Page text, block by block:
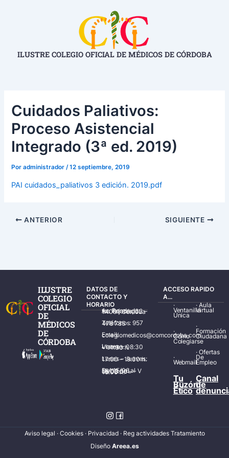
ILUSTRE COLEGIO OFICIAL DE MÉDICOS DE CÓRDOBA
Cuidados Paliativos:
Proceso Asistencial
Integrado (3ª ed. 2019)
Poradministrador /12 septiembre, 2019
PAI cuidados_paliativos 3 edición. 2019.pdf
ANTERIOR SIGUIENTE
ILUSTRE
COLEGIO
OFICIAL
DE
MÉDICOS
DE
CÓRDOBA
DATOS DE
CONTACTO Y
HORARIO
Av. Ronda de los Tejares, 32 – 14001 Córdoba
Teléfonos: 957 478 785
Email: colegiomedicos@comcordoba.com
Lunes – Viernes: 08:30 – 14:30 h.
Lunes – Jueves: 17:00 – 19:30 h.
Del 15/06 al 15/09 de L – V de 08:00 – 15:00 h.
ACCESO RAPIDO
A...
·
Ventanilla
Única
·
Cómo
Colegiarse
·
Webmail
·Aula
Virtual
·
Formación
Ciudadana
·Ofertas
De
Empleo
Tu
Buzón
Ético
Canal
de
Aviso legal · Cookies· Privacidad · Reg actividades Tratamiento
Diseño Areea.es